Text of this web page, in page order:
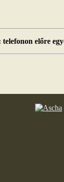
előre